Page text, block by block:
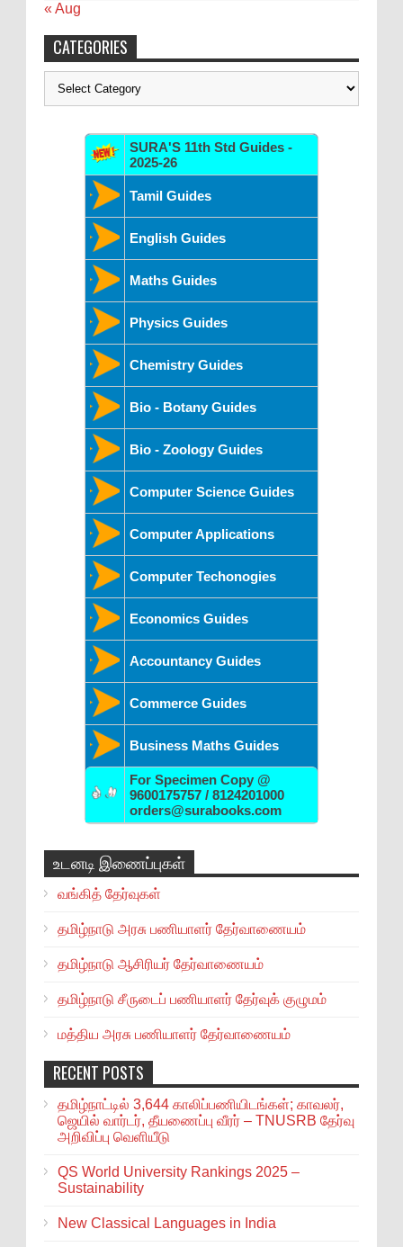
« Aug
CATEGORIES
Categories
SURA'S 11th Std Guides -
2025-26
Tamil Guides
English Guides
Maths Guides
Physics Guides
Chemistry Guides
Bio - Botany Guides
Bio - Zoology Guides
Computer Science Guides
Computer Applications
Computer Techonogies
Economics Guides
Accountancy Guides
Commerce Guides
Business Maths Guides
For Specimen Copy @
9600175757 / 8124201000
orders@surabooks.com
உடனடி இணைப்புகள்
வங்கித் தேர்வுகள்
தமிழ்நாடு அரசு பணியாளர் தேர்வாணையம்
தமிழ்நாடு ஆசிரியர் தேர்வாணையம்
தமிழ்நாடு சீருடைப் பணியாளர் தேர்வுக் குழுமம்
மத்திய அரசு பணியாளர் தேர்வாணையம்
RECENT POSTS
தமிழ்நாட்டில் 3,644 காலிப்பணியிடங்கள்; காவலர்,
ஜெயில் வார்டர், தீயணைப்பு வீரர் – TNUSRB தேர்வு
அறிவிப்பு வெளியீடு
QS World University Rankings 2025 –
Sustainability
New Classical Languages in India